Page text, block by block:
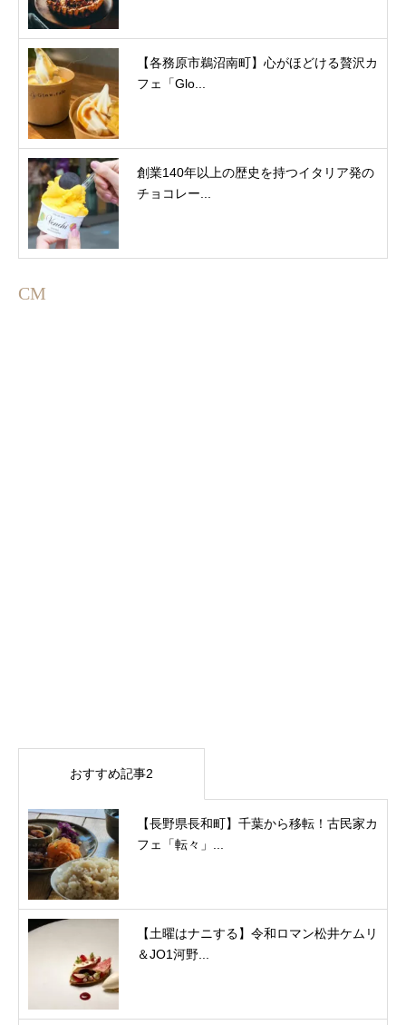
【各務原市鵜沼南町】心がほどける贅沢カ
フェ「Glo...
創業140年以上の歴史を持つイタリア発の
チョコレー...
CM
おすすめ記事2
【長野県長和町】千葉から移転！古民家カ
フェ「転々」...
【土曜はナニする】令和ロマン松井ケムリ
＆JO1河野...